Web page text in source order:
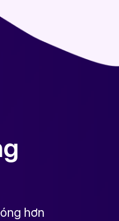
hơn